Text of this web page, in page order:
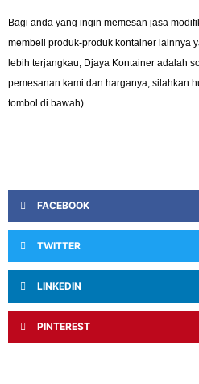
Bagi anda yang ingin memesan jasa
membeli produk-produk kontainer lainnya
lebih terjangkau, Djaya Kontainer adalah
pemesanan kami dan harganya, silahkan
tombol di bawah)
FACEBOOK
TWITTER
LINKEDIN
PINTEREST